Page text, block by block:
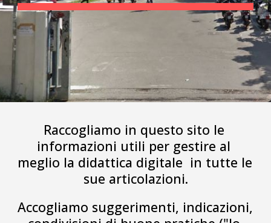
Raccogliamo in questo sito le
informazioni utili per gestire al
meglio la didattica digitale  in tutte le
sue articolazioni.
Accogliamo suggerimenti, indicazioni,